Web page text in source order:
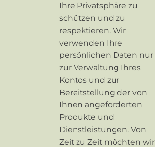
Ihre Privatsphäre zu
schützen und zu
respektieren. Wir
verwenden Ihre
persönlichen Daten nur
zur Verwaltung Ihres
Kontos und zur
Bereitstellung der von
Ihnen angeforderten
Produkte und
Dienstleistungen. Von
Zeit zu Zeit möchten wir